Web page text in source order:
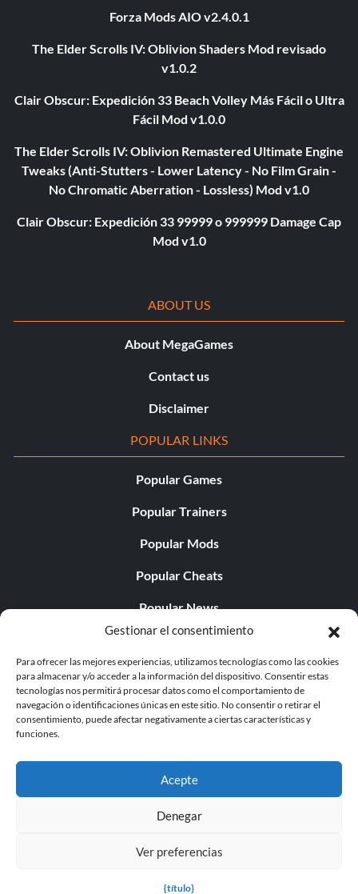
Gestionar el consentimiento
Para ofrecer las mejores experiencias, utilizamos tecnologías como las cookies
para almacenar y/o acceder a la información del dispositivo. Consentir estas
tecnologías nos permitirá procesar datos como el comportamiento de
navegación o identificaciones únicas en este sitio. No consentir o retirar el
consentimiento, puede afectar negativamente a ciertas características y
funciones.
Acepte
Denegar
Ver preferencias
{título}
Forza Mods AIO v2.4.0.1
The Elder Scrolls IV: Oblivion Shaders Mod revisado
v1.0.2
Clair Obscur: Expedición 33 Beach Volley Más Fácil o Ultra
Fácil Mod v1.0.0
The Elder Scrolls IV: Oblivion Remastered Ultimate Engine
Tweaks (Anti-Stutters - Lower Latency - No Film Grain -
No Chromatic Aberration - Lossless) Mod v1.0
Clair Obscur: Expedición 33 99999 o 999999 Damage Cap
Mod v1.0
ABOUT US
About MegaGames
Contact us
Disclaimer
POPULAR LINKS
Popular Games
Popular Trainers
Popular Mods
Popular Cheats
Popular News
Popular Editorials
Popular Free Games
LATEST UPDATES
© 1998 - 2026 MegaGames.com All rights reserved
Settings